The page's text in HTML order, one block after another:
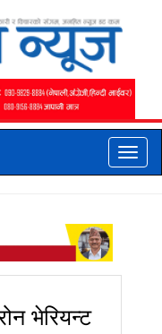
Toggle
भेरियन्ट